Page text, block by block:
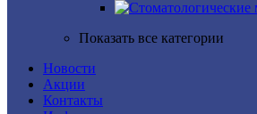
Показать все категории
Новости
Акции
Контакты